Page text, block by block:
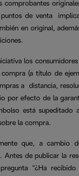
comprobantes
puntos de venta
en original,
los consumidores
(a título de
a distancia,
por efecto de la
está supeditado
la compra.
que, a cambio
de publicar la
“¿Ha